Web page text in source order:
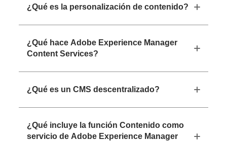
¿Qué es la personalización de contenido?
¿Qué hace Adobe Experience Manager
Content Services?
¿Qué es un CMS descentralizado?
¿Qué incluye la función Contenido como
servicio de Adobe Experience Manager